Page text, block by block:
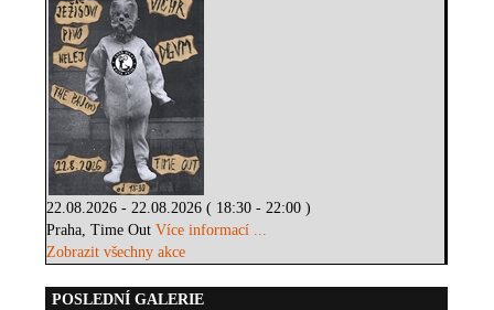
22.08.2026 - 22.08.2026 ( 18:30 - 22:00 )
Praha, Time OutVíce informací ...
Zobrazit všechny akce
POSLEDNÍ GALERIE